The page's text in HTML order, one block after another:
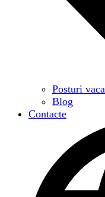
Posturi
Blog
Contacte